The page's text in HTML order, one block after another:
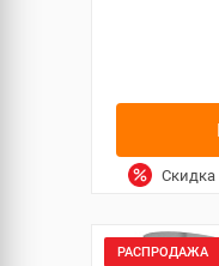
Скидка
РАСПРОДАЖА